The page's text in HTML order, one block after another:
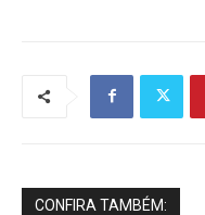
CONFIRA TAMBÉM: